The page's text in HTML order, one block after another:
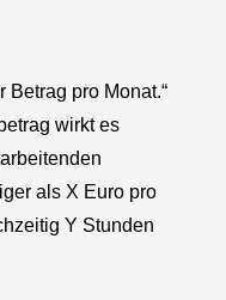
Betrag pro Monat.“
wirkt es
als X Euro pro
Y Stunden